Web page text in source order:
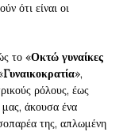
ότι είναι οι
το «Οκτώ γυναίκες
Γυναικοκρατία»,
ρόλους, έως
άκουσα ένα
της, απλωμένη